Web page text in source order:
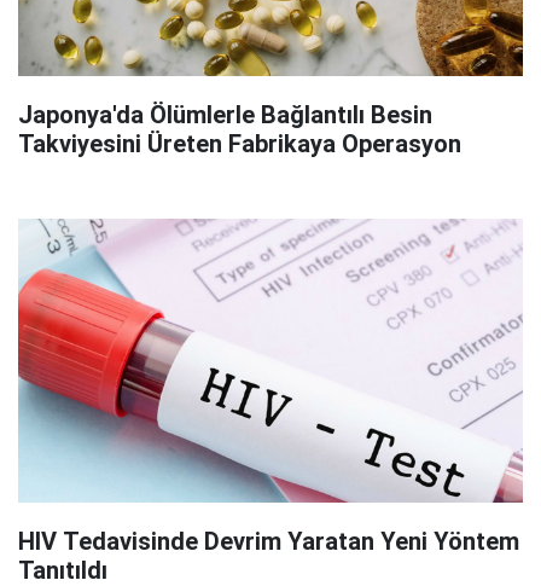
Japonya'da Ölümlerle Bağlantılı Besin
Takviyesini Üreten Fabrikaya Operasyon
HIV Tedavisinde Devrim Yaratan Yeni Yöntem
Tanıtıldı